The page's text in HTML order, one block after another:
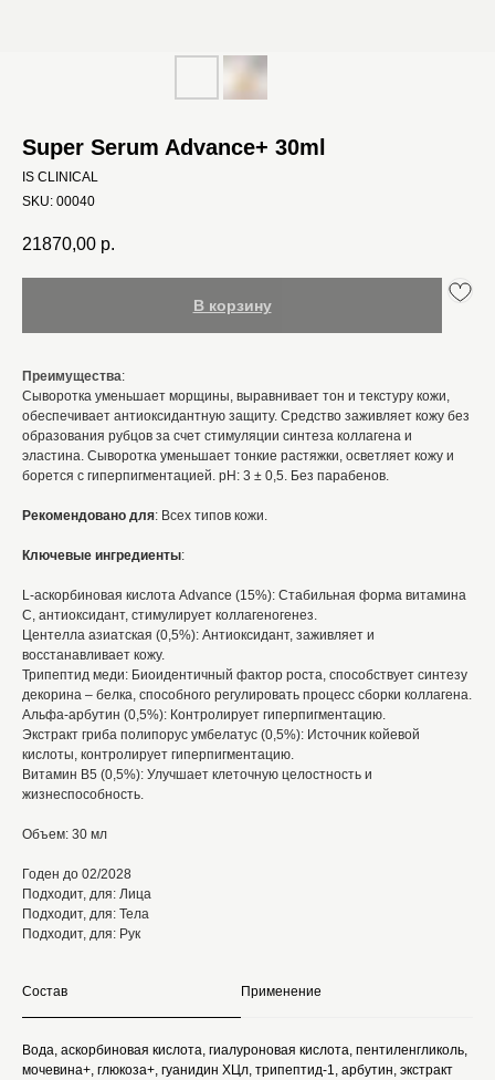
Super Serum Advance+ 30ml
IS CLINICAL
SKU: 00040
21870,00 р.
В корзину
Преимущества:
Сыворотка уменьшает морщины, выравнивает тон и текстуру кожи,
обеспечивает антиоксидантную защиту. Средство заживляет кожу без
образования рубцов за счет стимуляции синтеза коллагена и
эластина. Сыворотка уменьшает тонкие растяжки, осветляет кожу и
борется с гиперпигментацией. pH: 3 ± 0,5. Без парабенов.
Рекомендовано для: Всех типов кожи.
Ключевые ингредиенты:
L-аскорбиновая кислота Advance (15%): Стабильная форма витамина
C, антиоксидант, стимулирует коллагеногенез.
Центелла азиатская (0,5%): Антиоксидант, заживляет и
восстанавливает кожу.
Трипептид меди: Биоидентичный фактор роста, способствует синтезу
декорина – белка, способного регулировать процесс сборки коллагена.
Альфа-арбутин (0,5%): Контролирует гиперпигментацию.
Экстракт гриба полипорус умбелатус (0,5%): Источник койевой
кислоты, контролирует гиперпигментацию.
Витамин В5 (0,5%): Улучшает клеточную целостность и
жизнеспособность.
Объем: 30 мл
Годен до 02/2028
Подходит, для: Лица
Подходит, для: Тела
Подходит, для: Рук
Состав Применение
Вода, аскорбиновая кислота, гиалуроновая кислота, пентиленгликоль,
мочевина+, глюкоза+, гуанидин ХЦл, трипептид-1, арбутин, экстракт